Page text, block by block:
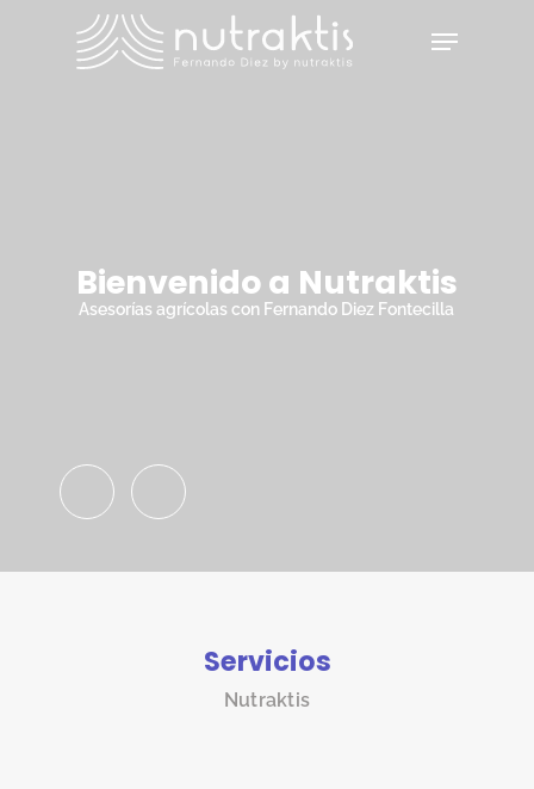
Menu
Bienvenido a Nutraktis
Asesorías agrícolas con Fernando Diez Fontecilla
Servicios
Nutraktis